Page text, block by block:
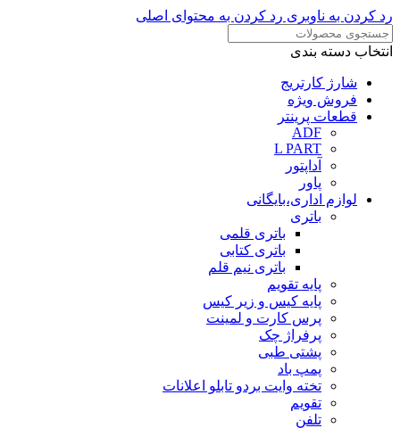
رد کردن به ناوبری رد کردن به محتوای اصلی
انتخاب دسته بندی
شارژ کارتریج
فروش ویژه
قطعات پرینتر
ADF
L PART
آداپتور
پاور
لوازم اداری،بایگانی
باتری
باتری قلمی
باتری کتابی
باتری نیم قلم
پایه تقویم
پایه کیس و زیر کیس
پرس کارت و لمینت
پرفراژ چک
پشتی طبی
پمپ باد
تخته وایت بردو تابلو اعلانات
تقویم
تلفن